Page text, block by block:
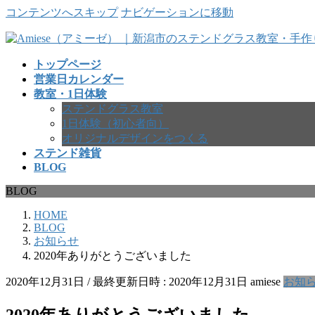
コンテンツへスキップ ナビゲーションに移動
トップページ
営業日カレンダー
教室・1日体験
ステンドグラス教室
1日体験（初心者向）
オリジナルデザインをつくる
ステンド雑貨
BLOG
BLOG
HOME
BLOG
お知らせ
2020年ありがとうございました
2020年12月31日 / 最終更新日時 : 2020年12月31日 amiese お知